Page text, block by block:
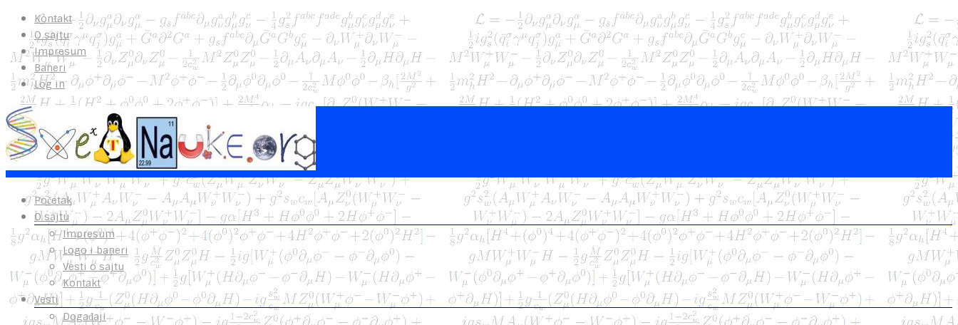
Kontakt
O sajtu
Impresum
Baneri
Log in
Početak
O sajtu
Impresum
Logo i baneri
Vesti o sajtu
Kontakt
Vesti
Događaji